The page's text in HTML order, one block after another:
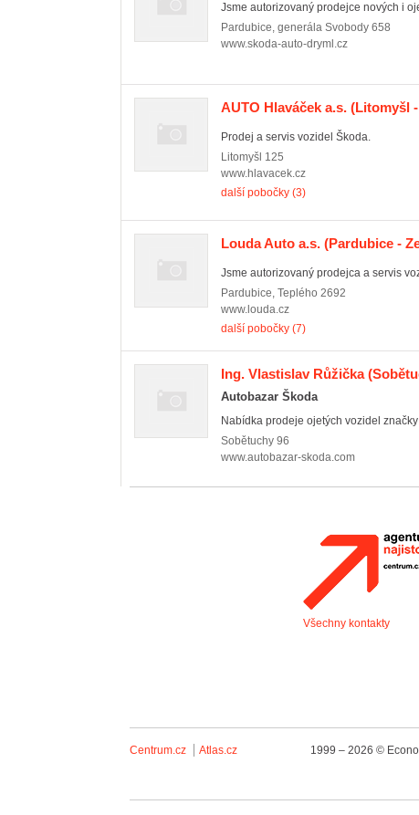
Jsme autorizovaný prodejce nových i
Pardubice, generála Svobody 658
www.skoda-auto-dryml.cz
AUTO Hlaváček a.s. (Litomyšl
Prodej a servis vozidel Škoda.
Litomyšl 125
www.hlavacek.cz
další pobočky (3)
Louda Auto a.s. (Pardubice -
Jsme autorizovaný prodejca a servis
Pardubice, Teplého 2692
www.louda.cz
další pobočky (7)
Ing. Vlastislav Růžička
Autobazar Škoda
Nabídka prodeje ojetých vozidel
Sobětuchy 96
www.autobazar-skoda.com
Všechny kontakty
Centrum.cz Atlas.cz 1999 – 2026 ©